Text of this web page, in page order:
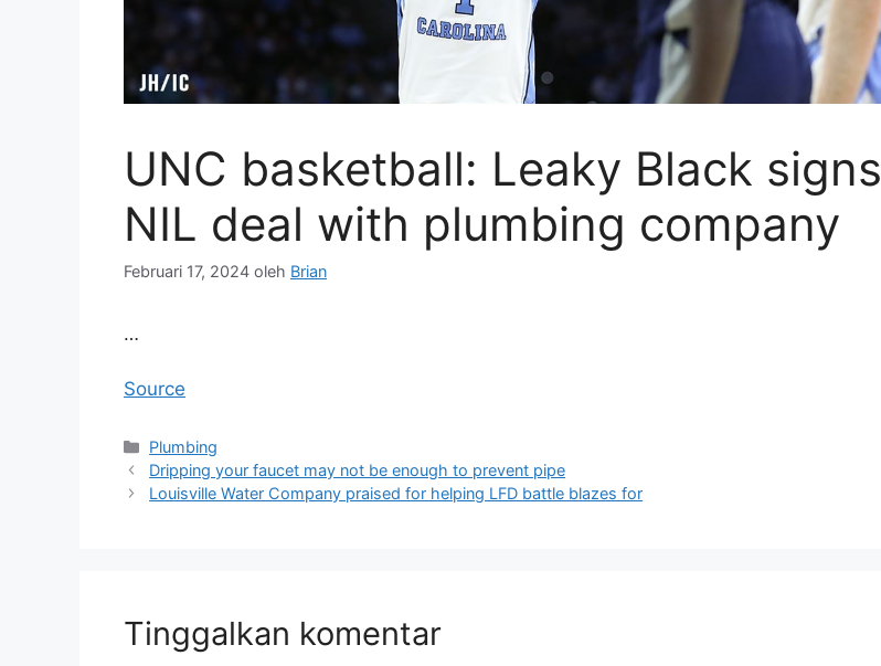
UNC basketball: Leaky Black signs
NIL deal with plumbing company
Februari 17, 2024 oleh Brian
…
Source
Kategori
Plumbing
Dripping your faucet may not be enough to prevent pipe
Louisville Water Company praised for helping LFD battle blazes for
Tinggalkan komentar